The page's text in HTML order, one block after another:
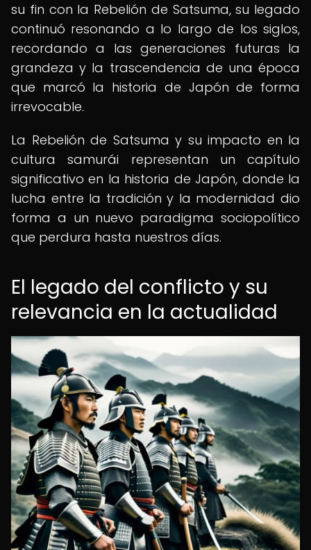
su fin con la Rebelión de Satsuma, su legado
continuó resonando a lo largo de los siglos,
recordando a las generaciones futuras la
grandeza y la trascendencia de una época
que marcó la historia de Japón de forma
irrevocable.
La Rebelión de Satsuma y su impacto en la
cultura samurái representan un capítulo
significativo en la historia de Japón, donde la
lucha entre la tradición y la modernidad dio
forma a un nuevo paradigma sociopolítico
que perdura hasta nuestros días.
El legado del conflicto y su
relevancia en la actualidad